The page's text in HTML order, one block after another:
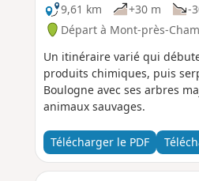
9,61 km
+30 m -
Départ à Mont-près-
Un itinéraire varié qui
produits chimiques, puis
Boulogne avec ses arbres
animaux sauvages.
Télécharger le PDF